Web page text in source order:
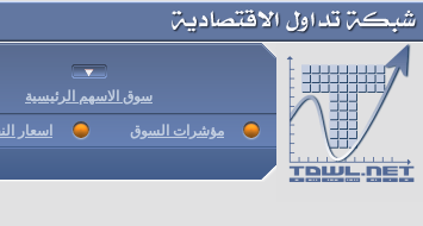
سوق الاسهم الرئيسية
مؤشرات السوق اسعار